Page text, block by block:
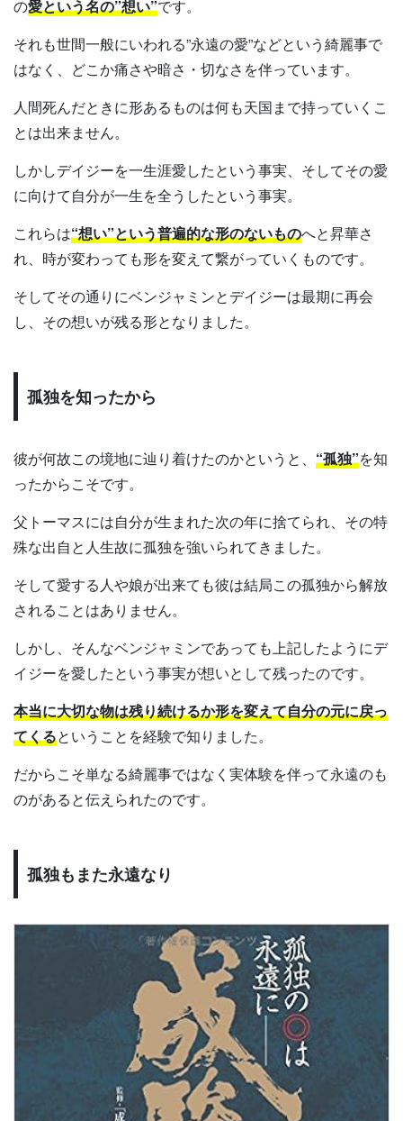
の愛という名の”想い”です。
それも世間一般にいわれる”永遠の愛”などという綺麗事で
はなく、どこか痛さや暗さ・切なさを伴っています。
人間死んだときに形あるものは何も天国まで持っていくこ
とは出来ません。
しかしデイジーを一生涯愛したという事実、そしてその愛
に向けて自分が一生を全うしたという事実。
これらは“想い”という普遍的な形のないものへと昇華さ
れ、時が変わっても形を変えて繋がっていくものです。
そしてその通りにベンジャミンとデイジーは最期に再会
し、その想いが残る形となりました。
孤独を知ったから
彼が何故この境地に辿り着けたのかというと、 “孤独”を知
ったからこそです。
父トーマスには自分が生まれた次の年に捨てられ、その特
殊な出自と人生故に孤独を強いられてきました。
そして愛する人や娘が出来ても彼は結局この孤独から解放
されることはありません。
しかし、そんなベンジャミンであっても上記したようにデ
イジーを愛したという事実が想いとして残ったのです。
本当に大切な物は残り続けるか形を変えて自分の元に戻っ
てくるということを経験で知りました。
だからこそ単なる綺麗事ではなく実体験を伴って永遠のも
のがあると伝えられたのです。
孤独もまた永遠なり